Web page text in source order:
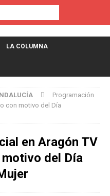
LA COLUMNA
Programación
con motivo del Día
en Aragón TV
del Día